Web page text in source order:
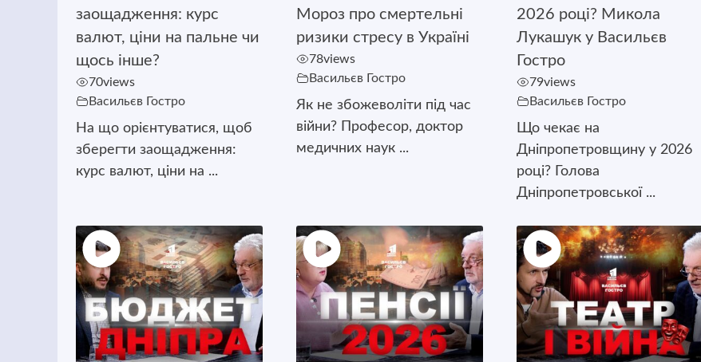
заощадження: курс
валют, ціни на пальне чи
щось інше?
70views
Васильєв Гостро
На що орієнтуватися, щоб
зберегти заощадження:
курс валют, ціни на ...
Мороз про смертельні
ризики стресу в Україні
78views
Васильєв Гостро
Як не збожеволіти під час
війни? Професор, доктор
медичних наук ...
2026 році? Микола
Лукашук у Васильєв
Гостро
79views
Васильєв Гостро
Що чекає на
Дніпропетровщину у 2026
році? Голова
Дніпропетровської ...